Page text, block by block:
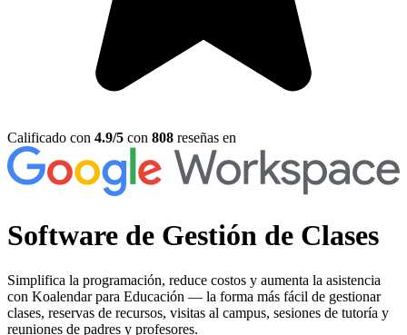
Calificado con 4.9/5 con 808 reseñas en
Software de Gestión de Clases
Simplifica la programación, reduce costos y aumenta la asistencia
con Koalendar para Educación — la forma más fácil de gestionar
clases, reservas de recursos, visitas al campus, sesiones de tutoría y
reuniones de padres y profesores.